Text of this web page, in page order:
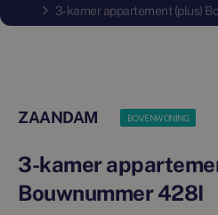
3-kamer appartement (plus)
ZAANDAM BOVENWONING
3-kamer
Bouwnummer 428I